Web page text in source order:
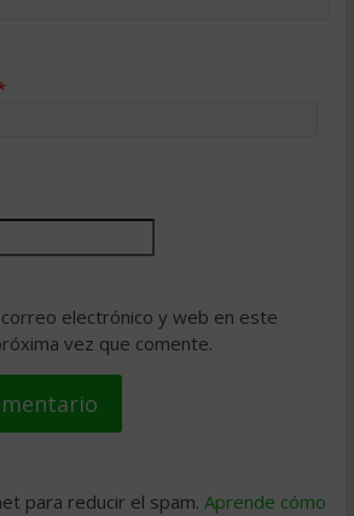
electrónico y web en este
vez que comente.
para reducir el spam. Aprende cómo